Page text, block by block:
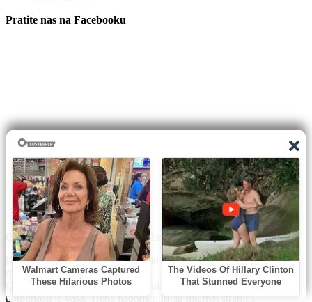
Pratite nas na Facebooku
Copyright © 2026 | WordPress Theme byMH Themes
Ova Internet stranica može koristiti „kolačiće“ radi poboljšanja
usluga.
Odluka o dopuštanju korištenja kolačića na Internet stranici u
potpunosti je vaša. Treba napomenuti da Internet stranica